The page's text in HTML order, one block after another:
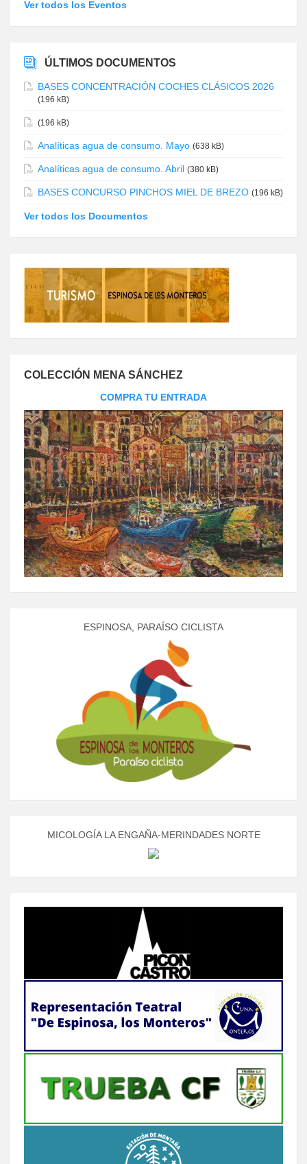
Ver todos los Eventos
ÚLTIMOS DOCUMENTOS
BASES CONCENTRACIÓN COCHES CLÁSICOS 2026
(196 kB)
(196 kB)
Analíticas agua de consumo. Mayo (638 kB)
Analíticas agua de consumo. Abril (380 kB)
BASES CONCURSO PINCHOS MIEL DE BREZO (196 kB)
Ver todos los Documentos
COLECCIÓN MENA SÁNCHEZ
COMPRA TU ENTRADA
ESPINOSA, PARAÍSO CICLISTA
MICOLOGÍA LA ENGAÑA-MERINDADES NORTE